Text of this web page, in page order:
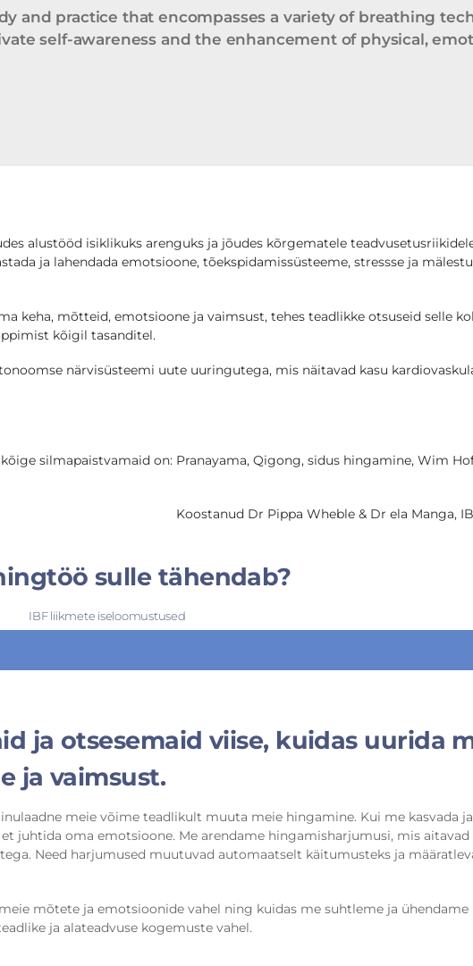
and practice that encompasses a variety of breathing
self-awareness and the enhancement of physical,
alustööd isiklikuks arenguks ja jõudes kõrgematele
ja lahendada emotsioone, tõekspidamissüsteeme, stressse ja
keha, mõtteid, emotsioone ja vaimsust, tehes teadlikke otsuseid selle
kõigil tasanditel.
närvisüsteemi uute uuringutega, mis näitavad kasu
silmapaistvamaid on: Pranayama, Qigong, sidus hingamine, Wim
Koostanud Dr Pippa Wheble & Dr ela Manga,
sulle tähendab?
IBF liikmete iseloomustused
ja otsesemaid viise, kuidas uurida
ja vaimsust.
meie võime teadlikult muuta meie hingamine. Kui me kasvada
juhtida oma emotsioone. Me arendame hingamisharjumusi, mis aitavad
Need harjumused muutuvad automaatselt käitumusteks ja
mõtete ja emotsioonide vahel ning kuidas me suhtleme ja ühendame
ja alateadvuse kogemuste vahel.